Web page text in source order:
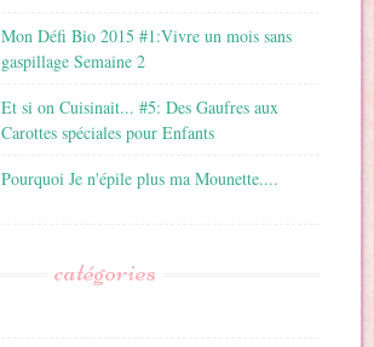
Mon Défi Bio 2015 #1:Vivre un mois sans
gaspillage Semaine 2
Et si on Cuisinait... #5: Des Gaufres aux
Carottes spéciales pour Enfants
Pourquoi Je n'épile plus ma Mounette....
catégories